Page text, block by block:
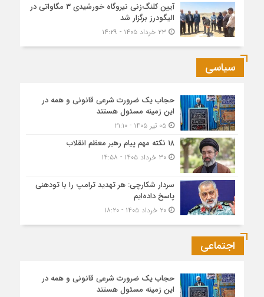
آیین کلنگ‌زنی نیروگاه خورشیدی ۳ مگاواتی در
الیگودرز برگزار شد
سیاسی
حجاب یک ضرورت شرعی قانونی و همه در
این زمینه مسئول هستند
۰۵ تیر ۱۴۰۵ - ۲۱:۱۰
۱۸ نکته مهم پیام رهبر معظم انقلاب
۳۰ خرداد ۱۴۰۵ - ۱۴:۵۸
سردار شکارچی: هر تهدید ترامپ را با تودهنی
پاسخ داده‌ایم
۲۰ خرداد ۱۴۰۵ - ۱۸:۲۰
اجتماعی
حجاب یک ضرورت شرعی قانونی و همه در
این زمینه مسئول هستند